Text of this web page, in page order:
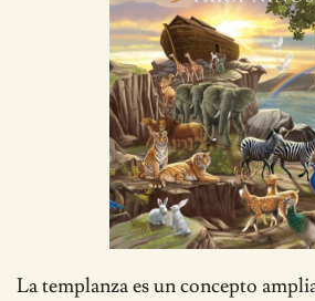
La templanza es un concepto